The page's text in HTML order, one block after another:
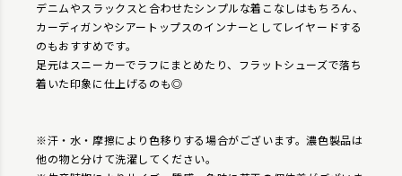
デニムやスラックスと合わせたシンプルな着こなしはもちろん、
カーディガンやシアートップスのインナーとしてレイヤードする
のもおすすめです。
足元はスニーカーでラフにまとめたり、フラットシューズで落ち
着いた印象に仕上げるのも◎
※汗・水・摩擦により色移りする場合がございます。濃色製品は
他の物と分けて洗濯してください。